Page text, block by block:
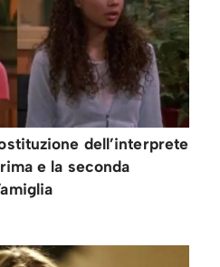
dell’interprete
e la seconda